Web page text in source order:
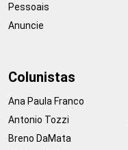
Pessoais
Anuncie
Colunistas
Ana Paula Franco
Antonio Tozzi
Breno DaMata